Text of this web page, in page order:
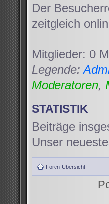
Der
zeitgleich
Mitglieder: 0
Legende:
Moderatoren,
STATISTIK
Beiträge
Unser
Foren-Übersicht